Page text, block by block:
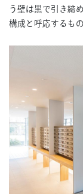
う壁は黒で引き締
構成と呼応するも